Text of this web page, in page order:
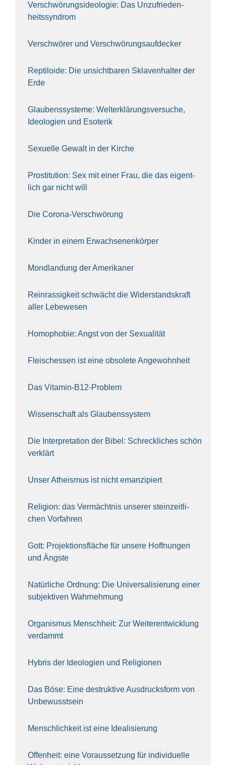
Ver­schwö­rungs­ideo­lo­gie: Das Unzufrieden­
heitssyndrom
Ver­schwö­rer und Verschwörungs­aufdecker
Rep­ti­lo­ide: Die unsicht­ba­ren Skla­ven­hal­ter der
Erde
Glau­bens­sys­te­me: Welt­erklä­rungs­ver­su­che,
Ideo­lo­gien und Eso­te­rik
Sexu­el­le Gewalt in der Kir­che
Pro­sti­tu­ti­on: Sex mit einer Frau, die das eigent­
lich gar nicht will
Die Coro­na-Ver­schwö­rung
Kin­der in einem Erwach­se­nen­kör­per
Mond­lan­dung der Ame­ri­ka­ner
Rein­ras­sig­keit schwächt die Wider­stands­kraft
aller Lebe­we­sen
Homo­pho­bie: Angst von der Sexua­li­tät
Fleisch­essen ist eine obso­le­te An‍ge‍wohn‍heit
Das Vit­amin-B12-Pro­blem
Wis­sen­schaft als Glau­bens­sys­tem
Die Inter­pre­ta­ti­on der Bibel: Schreck­li­ches schön
ver­klärt
Unser Athe­is­mus ist nicht eman­zi­piert
Reli­gi­on: das Ver­mächt­nis unse­rer stein­zeit­li­
chen Vor­fah­ren
Gott: Pro­jek­ti­ons­flä­che für unse­re Hoff­nun­gen
und Ängs­te
Natür­li­che Ord­nung: Die Uni­ver­sa­li­sie­rung einer
sub­jek­ti­ven Wahr­neh­mung
Orga­nis­mus Mensch­heit: Zur Wei­ter­ent­wick­lung
ver­dammt
Hybris der Ideo­lo­gien und Reli­gio­nen
Das Böse: Eine destruk­ti­ve Aus­drucks­form von
Unbe­wusst­sein
Mensch­lich­keit ist eine Idea­li­sie­rung
Offen­heit: eine Vor­aus­set­zung für indi­vi­du­el­le